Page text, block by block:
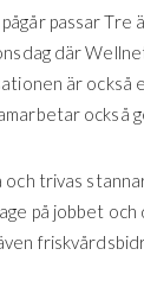
passar Tre
där
är
också
trivas
på jobbet